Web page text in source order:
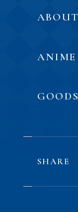
ABOUT
ANIME
GOODS
SHARE